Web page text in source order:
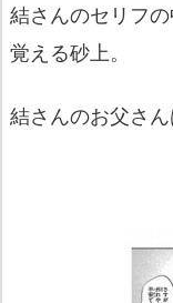
結さんのセリフ
覚える砂上。
結さんのお父さ